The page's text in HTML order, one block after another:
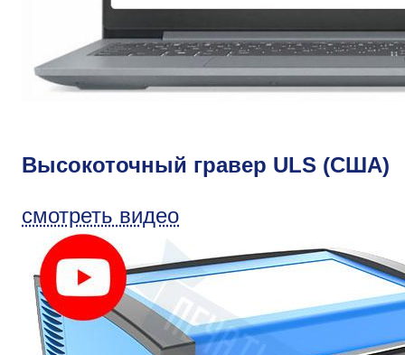
Высокоточный гравер ULS (США)
смотреть видео